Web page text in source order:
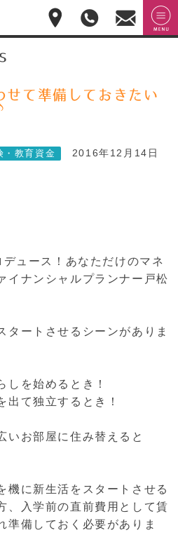
せ
028-
日:10:00-
せて準備しておきたい
・教育資金 2016年12月14日
ュース！あなただけのマネ
イナンシャルプランナー戸松
タートさせるシーンがありま
しを始めるとき！
出て独立するとき！
いお部屋に住み替えると
機に新生活をスタートさせる
、入学前の直前費用として賃
準備しておく必要がありま